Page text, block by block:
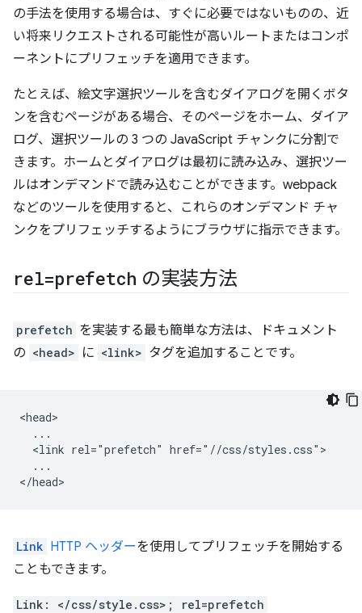
の手法を使用する場合は、すぐに必要ではないものの、近
い将来リクエストされる可能性が高いルートまたはコンポ
ーネントにプリフェッチを適用できます。
たとえば、絵文字選択ツールを含むダイアログを開くボタ
ンを含むページがある場合、そのページをホーム、ダイア
ログ、選択ツールの 3 つの JavaScript チャンクに分割で
きます。ホームとダイアログは最初に読み込み、選択ツー
ルはオンデマンドで読み込むことができます。webpack
などのツールを使用すると、これらのオンデマンド チャ
ンクをプリフェッチするようにブラウザに指示できます。
rel=prefetch の実装方法
prefetch を実装する最も簡単な方法は、ドキュメント
の <head> に <link> タグを追加することです。
<head>
  ...
  <link rel="prefetch" href="//css/styles.css">
  ...
Link HTTP ヘッダーを使用してプリフェッチを開始する
こともできます。
Link: </css/style.css>; rel=prefetch